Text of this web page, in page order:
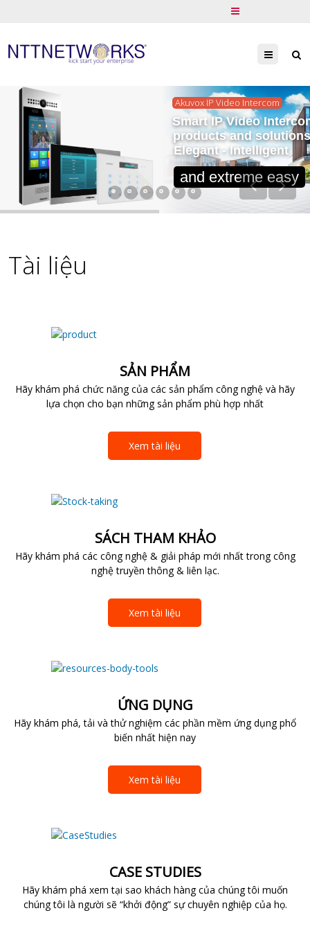
Menu
Akuvox IP Video Intercom
Smart IP Video
products and solutions
Elegant - Intelligent
and extreme easy
Tài liệu
SẢN PHẨM
Hãy khám phá chức năng của các sản phẩm công nghệ và hãy
lựa chọn cho bạn những sản phẩm phù hợp nhất
Xem tài liệu
SÁCH THAM KHẢO
Hãy khám phá các công nghệ & giải pháp mới nhất trong công
nghệ truyền thông & liên lạc.
Xem tài liệu
ỨNG DỤNG
Hãy khám phá, tải và thử nghiệm các phần mềm ứng dụng phổ
biến nhất hiện nay
Xem tài liệu
CASE STUDIES
Hãy khám phá xem tại sao khách hàng của chúng tôi muốn
chúng tôi là người sẽ “khởi động” sự chuyên nghiệp của họ.